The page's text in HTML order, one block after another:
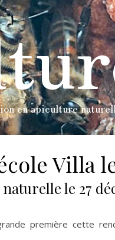
en apiculture
Villa
le 27
première cette